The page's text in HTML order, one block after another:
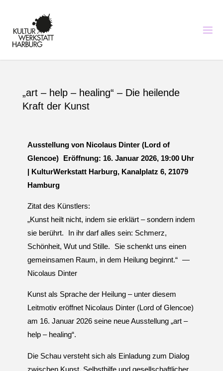
RB
U R
ST
M
IK
BI
UN
G
A
K A
NA
LA
T
„art – help – healing“ – Die heilende
Kraft der Kunst
Ausstellung von Nicolaus Dinter (Lord of
Glencoe) Eröffnung: 16. Januar 2026, 19:00 Uhr
| KulturWerkstatt Harburg, Kanalplatz 6, 21079
Hamburg
Zitat des Künstlers:
„Kunst heilt nicht, indem sie erklärt – sondern indem
sie berührt. In ihr darf alles sein: Schmerz,
Schönheit, Wut und Stille. Sie schenkt uns einen
gemeinsamen Raum, in dem Heilung beginnt.“ —
Nicolaus Dinter
Kunst als Sprache der Heilung – unter diesem
Leitmotiv eröffnet Nicolaus Dinter (Lord of Glencoe)
am 16. Januar 2026 seine neue Ausstellung „art –
help – healing“.
Die Schau versteht sich als Einladung zum Dialog
zwischen Kunst, Selbsthilfe und gesellschaftlicher